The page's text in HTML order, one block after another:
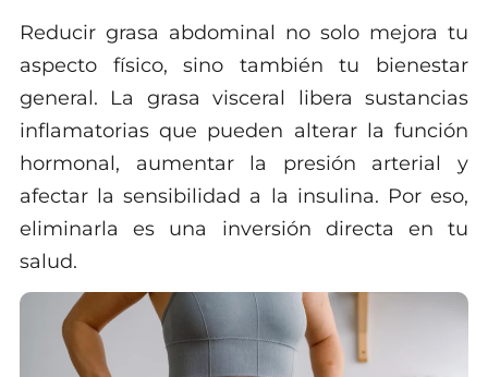
Reducir grasa abdominal no solo mejora tu
aspecto físico, sino también tu bienestar
general. La grasa visceral libera sustancias
inflamatorias que pueden alterar la función
hormonal, aumentar la presión arterial y
afectar la sensibilidad a la insulina. Por eso,
eliminarla es una inversión directa en tu
salud.